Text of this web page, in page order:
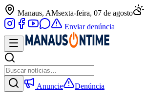
Manaus, AMsexta-feira, 07 de agosto
Enviar denúncia
Anuncie Denúncia